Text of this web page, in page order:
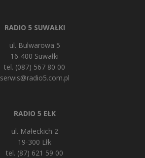
RADIO 5 SUWAŁKI
ul. Bulwarowa 5
16-400 Suwałki
tel. (087) 567 80 00
serwis@radio5.com.pl
RADIO 5 EŁK
ul. Małeckich 2
19-300 Ełk
tel. (87) 621 59 00